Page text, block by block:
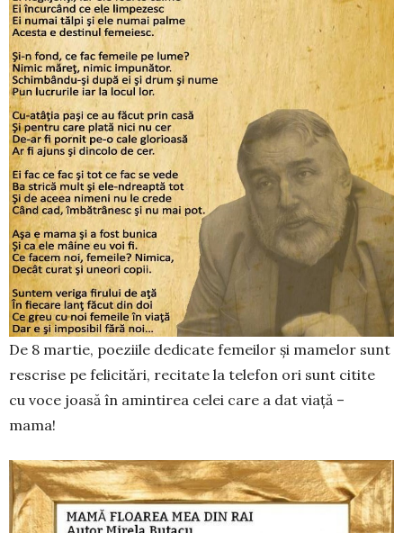
De 8 martie, poeziile dedicate femeilor și mamelor sunt
rescrise pe felicitări, recitate la telefon ori sunt citite
cu voce joasă în amintirea celei care a dat viață –
mama!